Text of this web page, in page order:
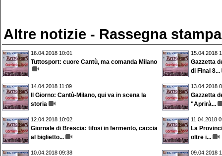
Altre notizie - Rassegna stampa
16.04.2018 10:01
Tuttosport: cuore Cantù, ma comanda Milano
15.04.2018
Gazzetta
di Final 8...
14.04.2018 11:09
Il Giorno: Cantù-Milano, qui va in scena la
storia
13.04.2018
Gazzetta
"Aprirà...
12.04.2018 10:02
Giornale di Brescia: tifosi in fermento, caccia
al biglietto...
11.04.2018
La
oltre i...
10.04.2018 09:38 09.04.2018